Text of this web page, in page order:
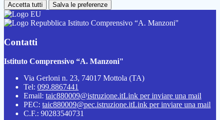
Accetta tutti Salva le preferenze
Istituto Comprensivo “A. Manzoni"
Contatti
Istituto Comprensivo “A. Manzoni"
Via Gerloni n. 23, 74017 Mottola (TA)
Tel: 099.8867441
Email: taic880009@istruzione.itLink per inviare una mail
PEC: taic880009@pec.istruzione.itLink per inviare una mail
C.F.: 90283540731